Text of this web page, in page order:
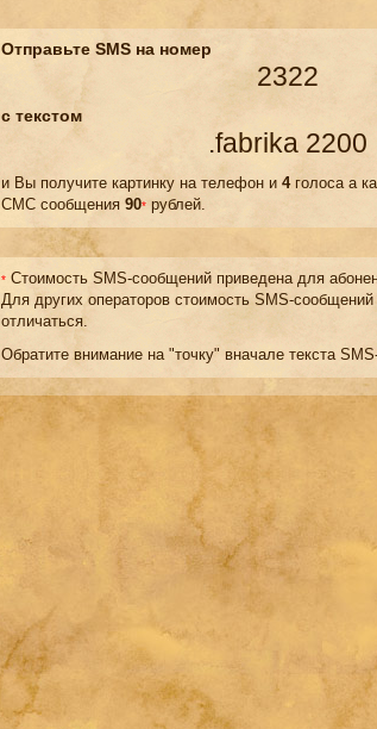
Отправьте SMS на номер
2322
с текстом
.fabrika 2200
и Вы получите картинку на телефон и 4голоса а
СМС сообщения 90* рублей.
* Стоимость SMS-сообщений приведена для
Для других операторов стоимость SMS-
отличаться.
Обратите внимание на "точку" вначале текста